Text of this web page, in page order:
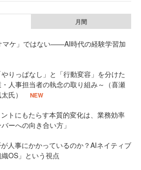
月間
マケ」ではない——AI時代の経験学習加
やりっぱなし」と「行動変容」を分けた
人事担当者の執念の取り組み～（喜瀬
氏）
NEW
トにもたらす本質的変化は、業務効率
ーへの向き合い方」
人事にかかっているのか？AIネイティブ
OS」という視点